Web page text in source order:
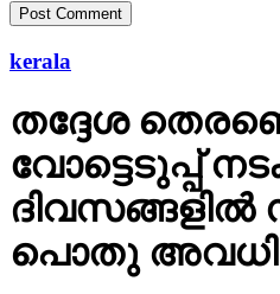
kerala
തദ്ദേശ
വോട്ടെടുപ്പ്
പൊതു അവധി